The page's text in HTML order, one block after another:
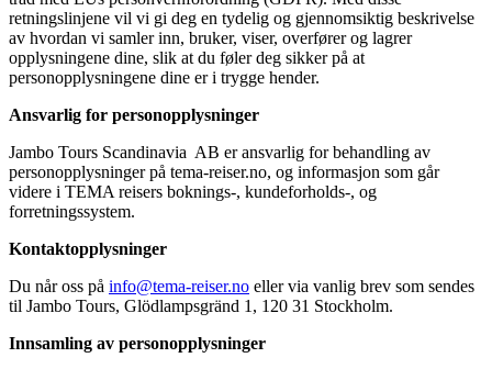
retningslinjene vil vi gi deg en tydelig og gjennomsiktig beskrivelse
av hvordan vi samler inn, bruker, viser, overfører og lagrer
opplysningene dine, slik at du føler deg sikker på at
personopplysningene dine er i trygge hender.
Ansvarlig for personopplysninger
Jambo Tours Scandinavia AB er ansvarlig for behandling av
personopplysninger på tema-reiser.no, og informasjon som går
videre i TEMA reisers boknings-, kundeforholds-, og
forretningssystem.
Kontaktopplysninger
Du når oss på info@tema-reiser.no eller via vanlig brev som sendes
til Jambo Tours, Glödlampsgränd 1, 120 31 Stockholm.
Innsamling av personopplysninger